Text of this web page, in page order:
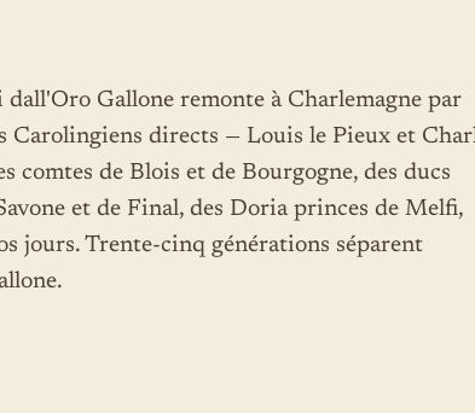
Gallone remonte à Charlemagne par
Carolingiens directs — Louis le Pieux et
comtes de Blois et de Bourgogne, des ducs
et de Final, des Doria princes de Melfi,
jours. Trente-cinq générations séparent